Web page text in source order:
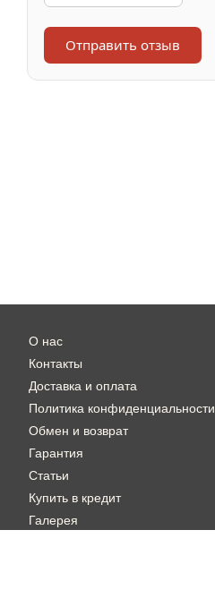
Отправить отзыв
О нас
Контакты
Доставка и оплата
Политика конфиденциальности
Обмен и возврат
Гарантия
Статьи
Купить в кредит
Галерея